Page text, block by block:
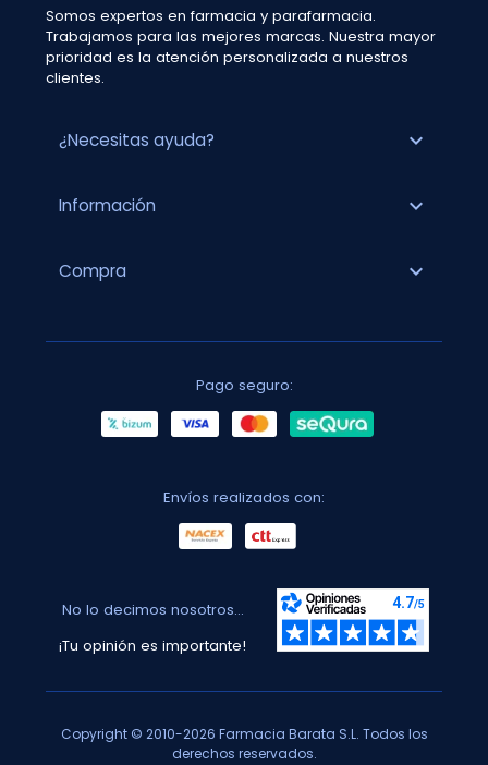
Somos expertos en farmacia y parafarmacia.
Trabajamos para las mejores marcas. Nuestra mayor
prioridad es la atención personalizada a nuestros
clientes.
¿Necesitas ayuda? expand_more
Información expand_more
Compra expand_more
Pago seguro:
Envíos realizados con:
No lo decimos nosotros...
¡Tu opinión es importante!
Copyright © 2010-2026 Farmacia Barata S.L. Todos los
derechos reservados.